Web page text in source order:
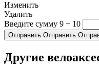
Изменить
Удалить
Введите сумму 9 + 10
Отправить Отправить
Другие